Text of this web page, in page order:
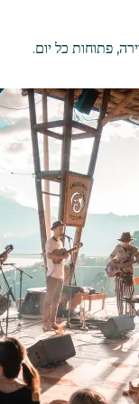
פתוחות כל יום.